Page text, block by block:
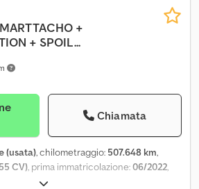
+
+ SPOIL...
Chiamata
(usata), chilometraggio: 507.648 km,
CV), prima immatricolazione:06/2022,
, configurazione degli assi: